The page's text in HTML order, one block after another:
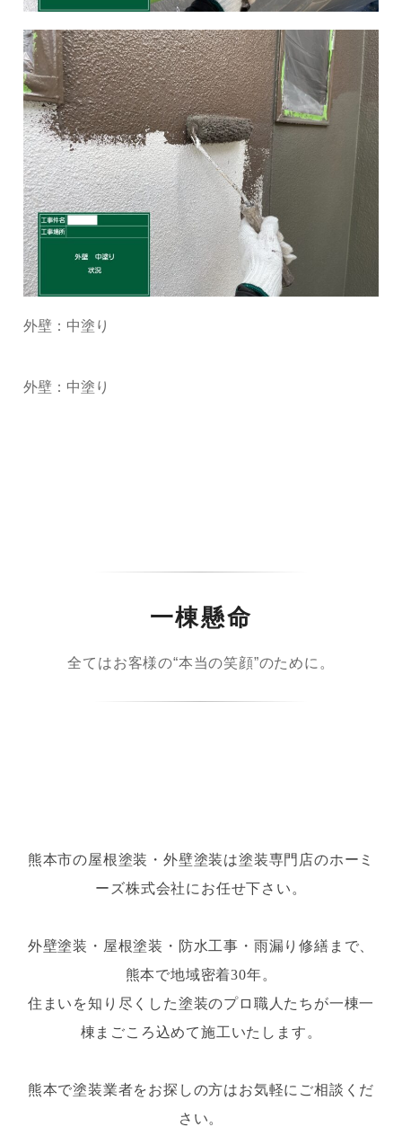
外壁：中塗り
外壁：中塗り
一棟懸命
全てはお客様の“本当の笑顔”のために。
熊本市の屋根塗装・外壁塗装は塗装専門店のホーミ
ーズ株式会社にお任せ下さい。
外壁塗装・屋根塗装・防水工事・雨漏り修繕まで、
熊本で地域密着30年。
住まいを知り尽くした塗装のプロ職人たちが一棟一
棟まごころ込めて施工いたします。
熊本で塗装業者をお探しの方はお気軽にご相談くだ
さい。